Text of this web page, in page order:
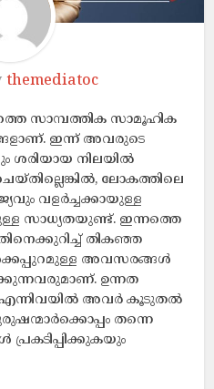
themediatoc
സാമ്പത്തിക സാമൂഹിക
ഇന്ന് അവരുടെ
ശരിയായ നിലയില്‍
ലോകത്തിലെ
വളര്‍ച്ചക്കായുള്ള
സാധ്യതയുണ്ട്. ഇന്നത്തെ
തികഞ്ഞ
അവസരങ്ങള്‍
ഉന്നത
എന്നിവയില്‍ അവര്‍ കൂടുതല്‍
തന്നെ